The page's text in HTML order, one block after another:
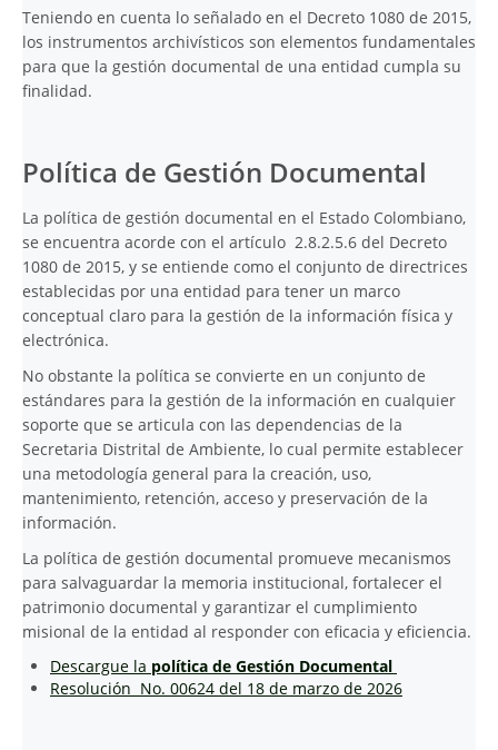
Teniendo en cuenta lo señalado en el Decreto 1080 de 2015,
los instrumentos archivísticos son elementos fundamentales
para que la gestión documental de una entidad cumpla su
finalidad.
Política de Gestión Documental
La política de gestión documental en el Estado Colombiano,
se encuentra acorde con el artículo 2.8.2.5.6 del Decreto
1080 de 2015, y se entiende como el conjunto de directrices
establecidas por una entidad para tener un marco
conceptual claro para la gestión de la información física y
electrónica.
No obstante la política se convierte en un conjunto de
estándares para la gestión de la información en cualquier
soporte que se articula con las dependencias de la
Secretaria Distrital de Ambiente, lo cual permite establecer
una metodología general para la creación, uso,
mantenimiento, retención, acceso y preservación de la
información.
La política de gestión documental promueve mecanismos
para salvaguardar la memoria institucional, fortalecer el
patrimonio documental y garantizar el cumplimiento
misional de la entidad al responder con eficacia y eficiencia.
Descargue la política de Gestión Documental
Resolución No. 00624 del 18 de marzo de 2026